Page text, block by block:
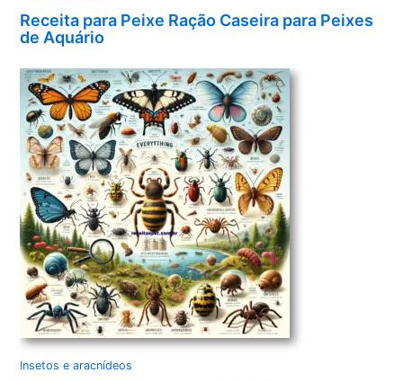
Receita para Peixe Ração Caseira para Peixes
de Aquário
Insetos e aracnídeos